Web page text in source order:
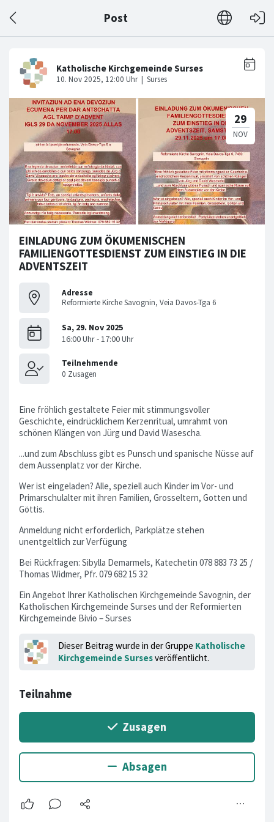
Post
EINLADUNG ZUM ÖKUMENISCHEN
FAMILIENGOTTESDIENST ZUM EINSTIEG IN DIE
ADVENTSZEIT
Adresse
Reformierte Kirche Savognin, Veia Davos-Tga 6
Eine fröhlich gestaltete Feier mit stimmungsvoller
Geschichte, eindrücklichem Kerzenritual, umrahmt von
schönen Klängen von Jürg und David Wasescha.
...und zum Abschluss gibt es Punsch und spanische Nüsse auf
dem Aussenplatz vor der Kirche.
Wer ist eingeladen? Alle, speziell auch Kinder im Vor- und
Primarschulalter mit ihren Familien, Grosseltern, Gotten und
Göttis.
Anmeldung nicht erforderlich, Parkplätze stehen
unentgeltlich zur Verfügung
Bei Rückfragen: Sibylla Demarmels, Katechetin 078 883 73 25 /
Thomas Widmer, Pfr. 079 682 15 32
Ein Angebot Ihrer Katholischen Kirchgemeinde Savognin, der
Katholischen Kirchgemeinde Surses und der Reformierten
Kirchgemeinde Bivio – Surses
Dieser Beitrag wurde in der Gruppe Katholische
Kirchgemeinde Sursesveröffentlicht.